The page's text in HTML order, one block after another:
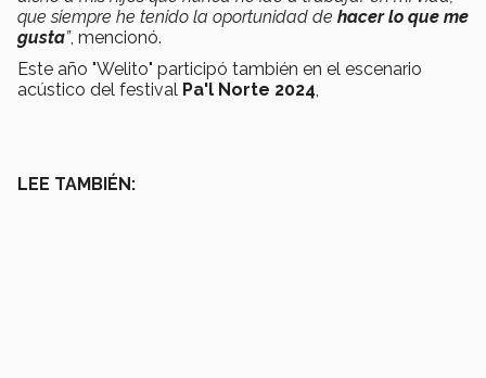
que siempre he tenido la oportunidad de hacer lo que me
gusta”, mencionó.
Este año "Welito" participó también en el escenario
acústico del festival Pa'l Norte 2024,
LEE TAMBIÉN: